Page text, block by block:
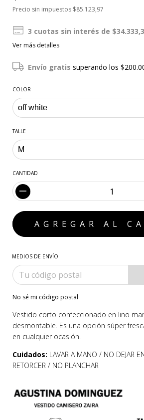
Precio sin impuestos $85.123,97
3 cuotas sin interés de
Ver más detalles
Envío gratissuperando los
COLOR
TALLE
CANTIDAD
MEDIOS DE ENVÍO
No sé mi código postal
Vestido corto confeccionado en lino
desmontable. Es una opción súper
en cualquier ocasión.
Cuidados: LAVAR A MANO / NO DEJAR
RETORCER / NO PLANCHAR